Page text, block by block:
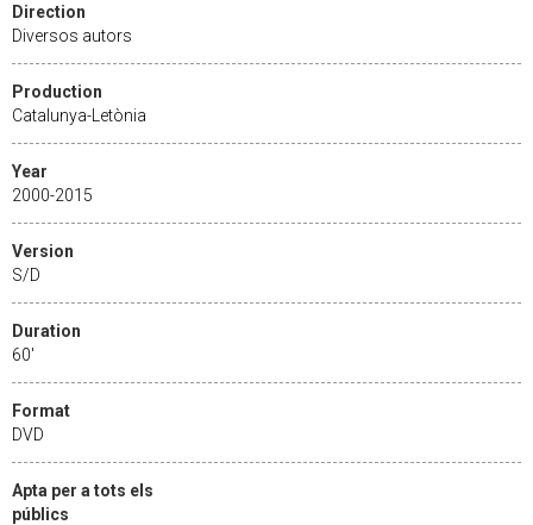
Direction
Diversos autors
Production
Catalunya-Letònia
Year
2000-2015
Version
S/D
Duration
60'
Format
DVD
Apta per a tots els
públics